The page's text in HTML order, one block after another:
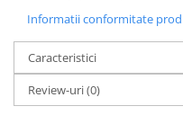
Informatii conformitate
Caracteristici
Review-uri(0)